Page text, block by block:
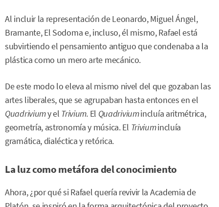
Al incluir la representación de Leonardo, Miguel Ángel,
Bramante, El Sodoma e, incluso, él mismo, Rafael está
subvirtiendo el pensamiento antiguo que condenaba a la
plástica como un mero arte mecánico.
De este modo lo eleva al mismo nivel del que gozaban las
artes liberales, que se agrupaban hasta entonces en el
Quadriviumy el Trivium. El Quadriviumincluía aritmétrica,
geometría, astronomía y música. El Triviumincluía
gramática, dialéctica y retórica.
La luz como metáfora del conocimiento
Ahora, ¿por qué si Rafael quería revivir la Academia de